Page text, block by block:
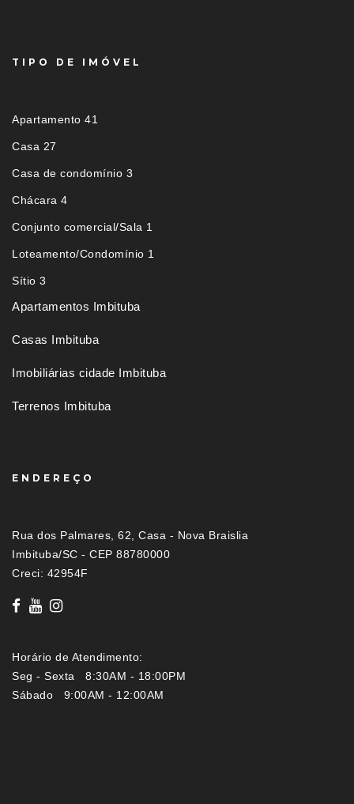
TIPO DE IMÓVEL
Apartamento 41
Casa 27
Casa de condomínio 3
Chácara 4
Conjunto comercial/Sala 1
Loteamento/Condomínio 1
Sítio 3
Apartamentos Imbituba
Casas Imbituba
Imobiliárias cidade Imbituba
Terrenos Imbituba
ENDEREÇO
Rua dos Palmares, 62, Casa - Nova Braislia
Imbituba/SC - CEP 88780000
Creci: 42954F
Horário de Atendimento:
Seg - Sexta 8:30AM - 18:00PM
Sábado 9:00AM - 12:00AM